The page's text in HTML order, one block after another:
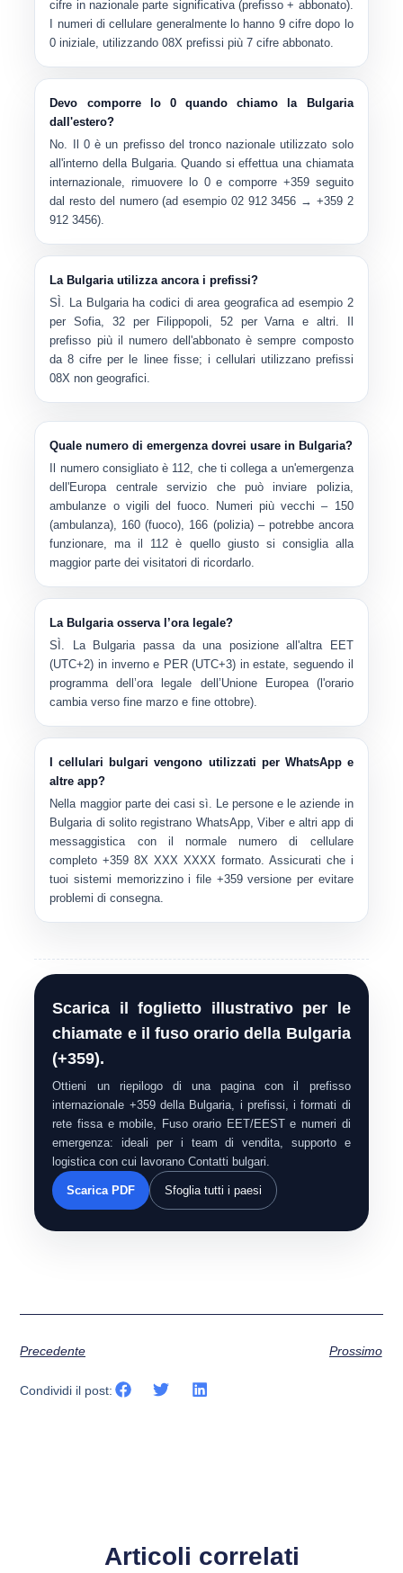
cifre in nazionale parte significativa (prefisso + abbonato).
I numeri di cellulare generalmente lo hanno 9 cifre dopo lo
0 iniziale, utilizzando08X prefissi più 7 cifre abbonato.
Devo comporre lo 0 quando chiamo la Bulgaria
dall'estero?
No. Il 0è un prefisso del tronco nazionale utilizzato solo
all'interno della Bulgaria. Quando si effettua una chiamata
internazionale, rimuovere lo 0 e comporre +359seguito
dal resto del numero (ad esempio 02 912 3456 → +359 2
912 3456).
La Bulgaria utilizza ancora i prefissi?
SÌ. La Bulgaria ha codici di area geograficaad esempio 2
per Sofia, 32 per Filippopoli,52 per Varnae altri. Il
prefisso più il numero dell'abbonato è sempre composto
da 8 cifre per le linee fisse; i cellulari utilizzano prefissi
08X non geografici.
Quale numero di emergenza dovrei usare in Bulgaria?
Il numero consigliato è 112, che ti collega a un'emergenza
dell'Europa centrale servizio che può inviare polizia,
ambulanze o vigili del fuoco. Numeri più vecchi – 150
(ambulanza), 160 (fuoco), 166 (polizia)– potrebbe ancora
funzionare, ma il 112 è quello giusto si consiglia alla
maggior parte dei visitatori di ricordarlo.
La Bulgaria osserva l’ora legale?
SÌ. La Bulgaria passa da una posizione all'altra
EET
(UTC+2) in inverno e PER (UTC+3) in estate, seguendo il
programma dell’ora legale dell’Unione Europea (l'orario
cambia verso fine marzo e fine ottobre).
I cellulari bulgari vengono utilizzati per WhatsApp e
altre app?
Nella maggior parte dei casi sì. Le persone e le aziende in
Bulgaria di solito registrano WhatsApp, Viber e altri app di
messaggistica con il normale numero di cellulare
completo+359 8X XXX XXXX formato. Assicurati che i
tuoi sistemi memorizzino i file +359versione per evitare
problemi di consegna.
Scarica il foglietto illustrativo per le
chiamate e il fuso orario della Bulgaria
(+359).
Ottieni un riepilogo di una pagina con il prefisso
internazionale +359 della Bulgaria, i prefissi, i formati di
rete fissa e mobile, Fuso orario EET/EEST e numeri di
emergenza: ideali per i team di vendita, supporto e
logistica con cui lavorano Contatti bulgari.
Scarica PDF Sfoglia tutti i paesi
Precedente Prossimo
Condividi il post:
Articoli correlati